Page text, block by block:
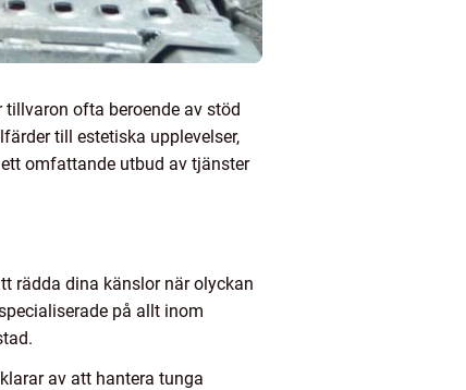
ofta beroende av stöd
till estetiska upplevelser,
omfattande utbud av tjänster
rädda dina känslor när olyckan
på allt inom
av att hantera tunga